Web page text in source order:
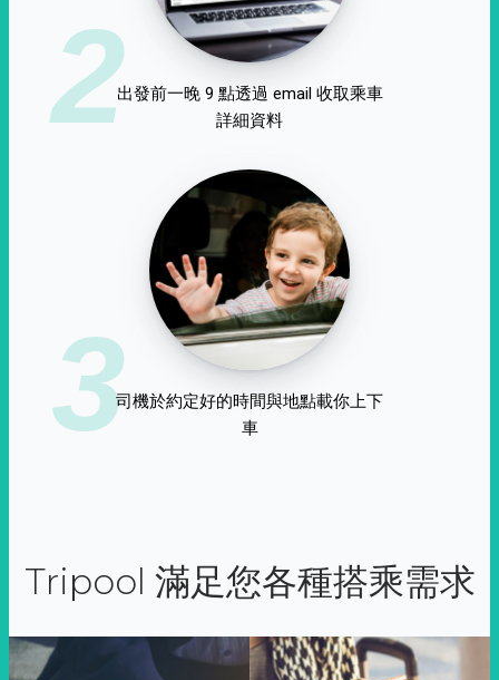
2出發前一晚 9 點透過 email 收取乘車
詳細資料
3司機於約定好的時間與地點載你上下
車
Tripool 滿足您各種搭乘需求